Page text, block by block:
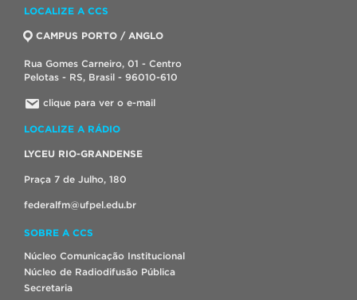
LOCALIZE A CCS
CAMPUS PORTO / ANGLO
Rua Gomes Carneiro, 01 - Centro
Pelotas - RS, Brasil - 96010-610
clique para ver o e-mail
LOCALIZE A RÁDIO
LYCEU RIO-GRANDENSE
Praça 7 de Julho, 180
federalfm@ufpel.edu.br
SOBRE A CCS
Núcleo Comunicação Institucional
Núcleo de Radiodifusão Pública
Secretaria